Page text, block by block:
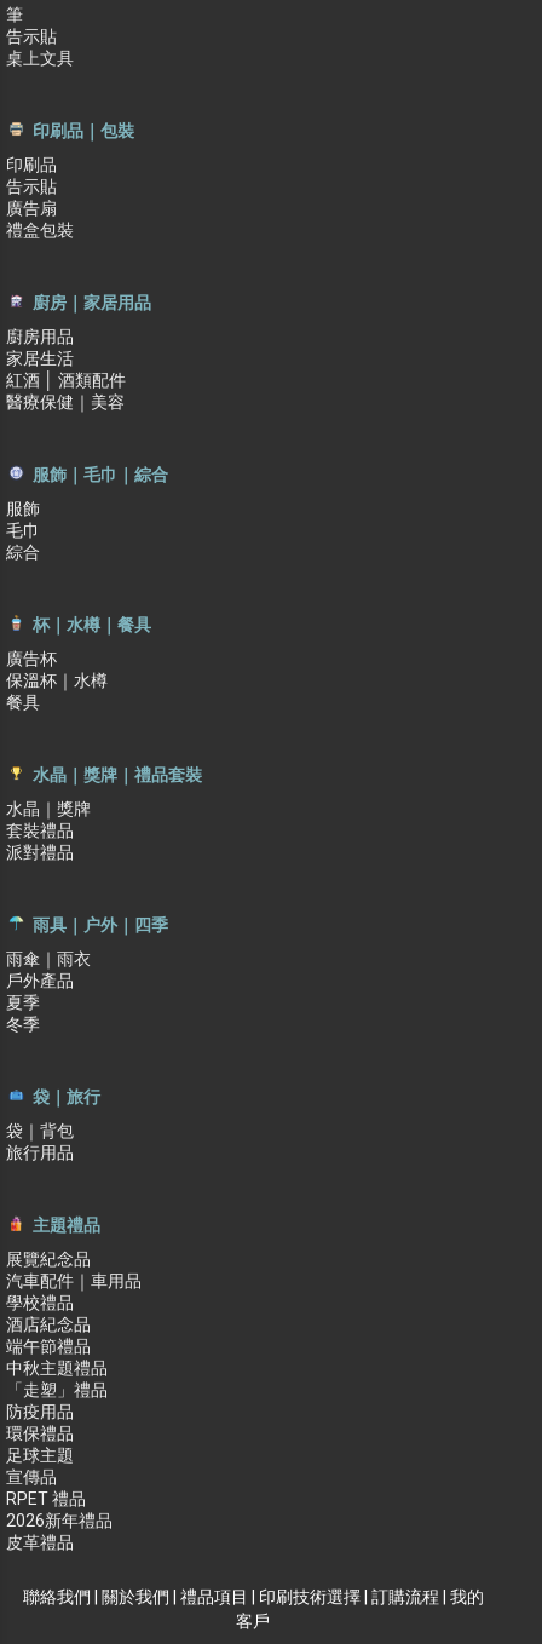
筆
告示貼
桌上文具
印刷品｜包裝
印刷品
告示貼
廣告扇
禮盒包裝
廚房｜家居用品
廚房用品
家居生活
紅酒 │ 酒類配件
醫療保健｜美容
服飾｜毛巾｜綜合
服飾
毛巾
綜合
杯｜水樽｜餐具
廣告杯
保溫杯｜水樽
餐具
水晶｜獎牌｜禮品套裝
水晶｜獎牌
套裝禮品
派對禮品
雨具｜户外｜四季
雨傘｜雨衣
戶外產品
夏季
冬季
袋｜旅行
袋｜背包
旅行用品
主題禮品
展覽紀念品
汽車配件｜車用品
學校禮品
酒店紀念品
端午節禮品
中秋主題禮品
「走塑」禮品
防疫用品
環保禮品
足球主題
宣傳品
RPET 禮品
2026新年禮品
皮革禮品
聯絡我們 關於我們 禮品項目 印刷技術選擇| 訂購流程
我的
客戶